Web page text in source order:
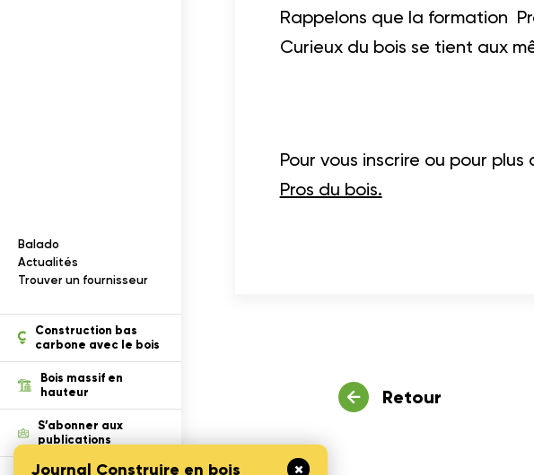
Balado
Actualités
Trouver un fournisseur
Construction bas
carbone avec le bois
Bois massif en
hauteur
S’abonner aux
publications
Journal Construire en bois
des renseignements
s
Rappelons que la formation
Curieux du bois se tient aux
Pour vous inscrire ou pour
Pros du bois.
Retour